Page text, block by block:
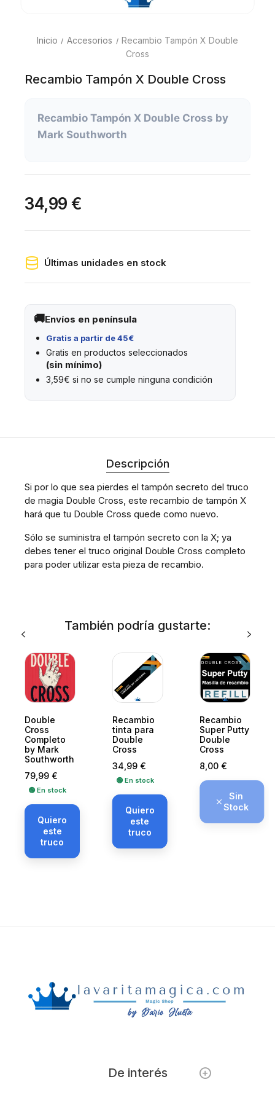
Inicio Accesorios
Recambio Tampón X Double
Cross
Recambio Tampón X Double Cross
Recambio Tampón X Double Cross by
Mark Southworth
34,99 €
Últimas unidades en stock
Envíos en península
Gratis a partir de 45€
Gratis en productos seleccionados
(sin mínimo)
3,59€ si no se cumple ninguna condición
Descripción
Si por lo que sea pierdes el tampón secreto del truco
de magia Double Cross, este recambio de tampón X
hará que tu Double Cross quede como nuevo.
Sólo se suministra el tampón secreto con la X; ya
debes tener el truco original Double Cross completo
para poder utilizar esta pieza de recambio.
También podría gustarte:
Double
Cross
Completo
by Mark
Southworth
Precio
79,99 €
🟢 En stock
Quiero
este
truco
Recambio
tinta para
Double
Cross
Precio
34,99 €
🟢 En stock
Quiero
este
truco
Recambio
Super Putty
Double
Cross
Precio
8,00 €
Sin
Stock
De interés